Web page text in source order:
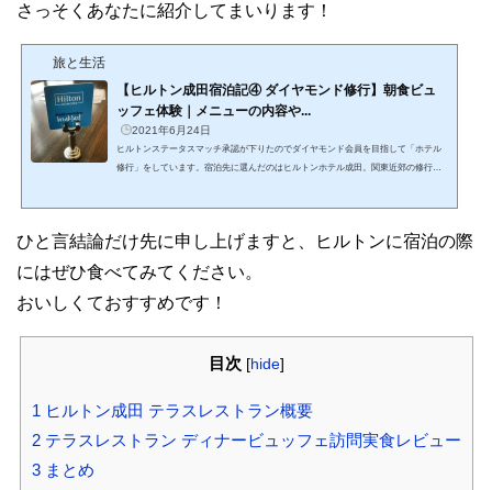
さっそくあなたに紹介してまいります！
旅と生活
【ヒルトン成田宿泊記④ ダイヤモンド修行】朝食ビュ
ッフェ体験｜メニューの内容や...
2021年6月24日
ヒルトンステータスマッチ承認が下りたのでダイヤモンド会員を目指して「ホテル
修行」をしています。宿泊先に選んだのはヒルトンホテル成田。関東近郊の修行先
てまいります。かなり満足度の高い朝食がいただけることを最初にお伝えしておき
ひと言結論だけ先に申し上げますと、ヒルトンに宿泊の際
にはぜひ食べてみてください。
おいしくておすすめです！
目次 [hide]
1 ヒルトン成田 テラスレストラン概要
2テラスレストラン ディナービュッフェ訪問実食レビュー
3まとめ